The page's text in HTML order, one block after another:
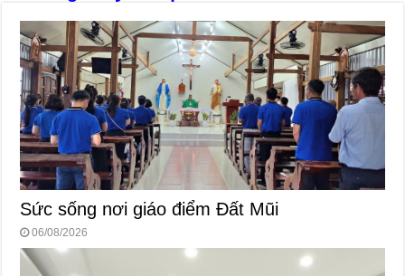
k
Sức sống nơi giáo điểm Đất Mũi
06/08/2026